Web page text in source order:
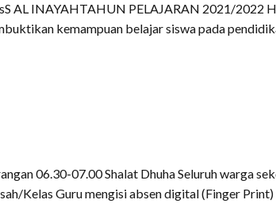
AL INAYAHTAHUN PELAJARAN 2021/2022
kemampuan belajar siswa pada
06.30-07.00 Shalat Dhuha Seluruh warga
Kelas Guru mengisi absen digital (Finger Print)